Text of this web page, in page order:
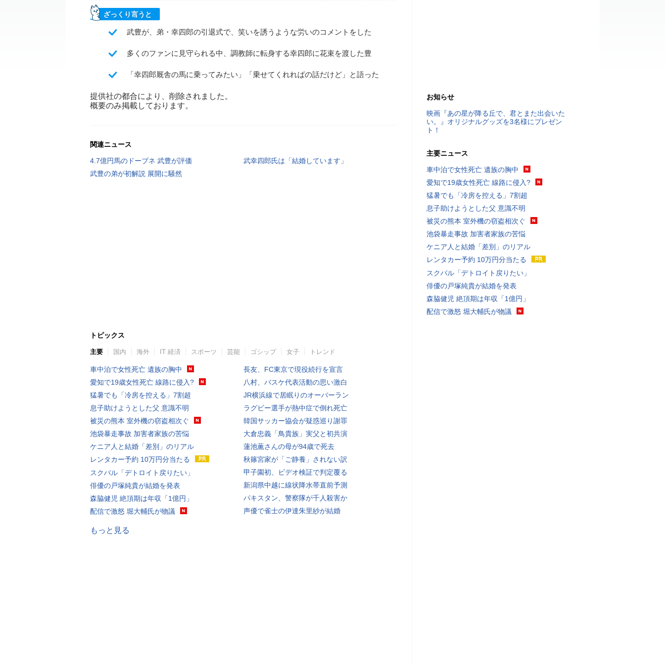
ざっくり言うと
武豊が、弟・幸四郎の引退式で、笑いを誘うような労いのコメントをした
多くのファンに見守られる中、調教師に転身する幸四郎に花束を渡した豊
「幸四郎厩舎の馬に乗ってみたい」「乗せてくれればの話だけど」と語った
提供社の都合により、削除されました。
概要のみ掲載しております。
関連ニュース
4.7億円馬のドーブネ 武豊が評価
武幸四郎氏は「結婚しています」
武豊の弟が初解説 展開に騒然
トピックス
主要 国内 海外 IT 経済 スポーツ 芸能 ゴシップ 女子 トレンド
車中泊で女性死亡 遺族の胸中
愛知で19歳女性死亡 線路に侵入?
猛暑でも「冷房を控える」7割超
息子助けようとした父 意識不明
被災の熊本 室外機の窃盗相次ぐ
池袋暴走事故 加害者家族の苦悩
ケニア人と結婚「差別」のリアル
レンタカー予約 10万円分当たる
スクバル「デトロイト戻りたい」
俳優の戸塚純貴が結婚を発表
森脇健児 絶頂期は年収「1億円」
配信で激怒 堀大輔氏が物議
長友、FC東京で現役続行を宣言
八村、バスケ代表活動の思い激白
JR横浜線で居眠りのオーバーラン
ラグビー選手が熱中症で倒れ死亡
韓国サッカー協会が疑惑巡り謝罪
大倉忠義「鳥貴族」実父と初共演
蓮池薫さんの母が94歳で死去
秋篠宮家が「ご静養」されない訳
甲子園初、ビデオ検証で判定覆る
新潟県中越に線状降水帯直前予測
パキスタン、警察隊が千人殺害か
声優で雀士の伊達朱里紗が結婚
もっと見る
お知らせ
映画『あの星が降る丘で、君とまた出会いた
い。』オリジナルグッズを3名様にプレゼン
ト！
主要ニュース
車中泊で女性死亡 遺族の胸中
愛知で19歳女性死亡 線路に侵入?
猛暑でも「冷房を控える」7割超
息子助けようとした父 意識不明
被災の熊本 室外機の窃盗相次ぐ
池袋暴走事故 加害者家族の苦悩
ケニア人と結婚「差別」のリアル
レンタカー予約 10万円分当たる
スクバル「デトロイト戻りたい」
俳優の戸塚純貴が結婚を発表
森脇健児 絶頂期は年収「1億円」
配信で激怒 堀大輔氏が物議